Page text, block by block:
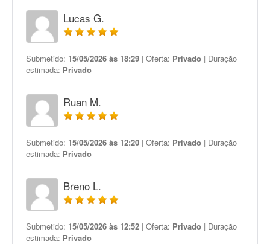
Lucas G.
Submetido: 15/05/2026 às 18:29 | Oferta: Privado | Duração
estimada: Privado
Ruan M.
Submetido: 15/05/2026 às 12:20 | Oferta: Privado | Duração
estimada: Privado
Breno L.
Submetido: 15/05/2026 às 12:52 | Oferta: Privado | Duração
estimada: Privado